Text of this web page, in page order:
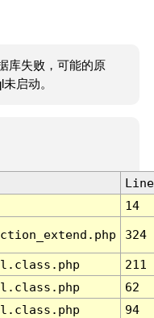
库失败，可能的原
启动。
Line
14
324
211
62
94